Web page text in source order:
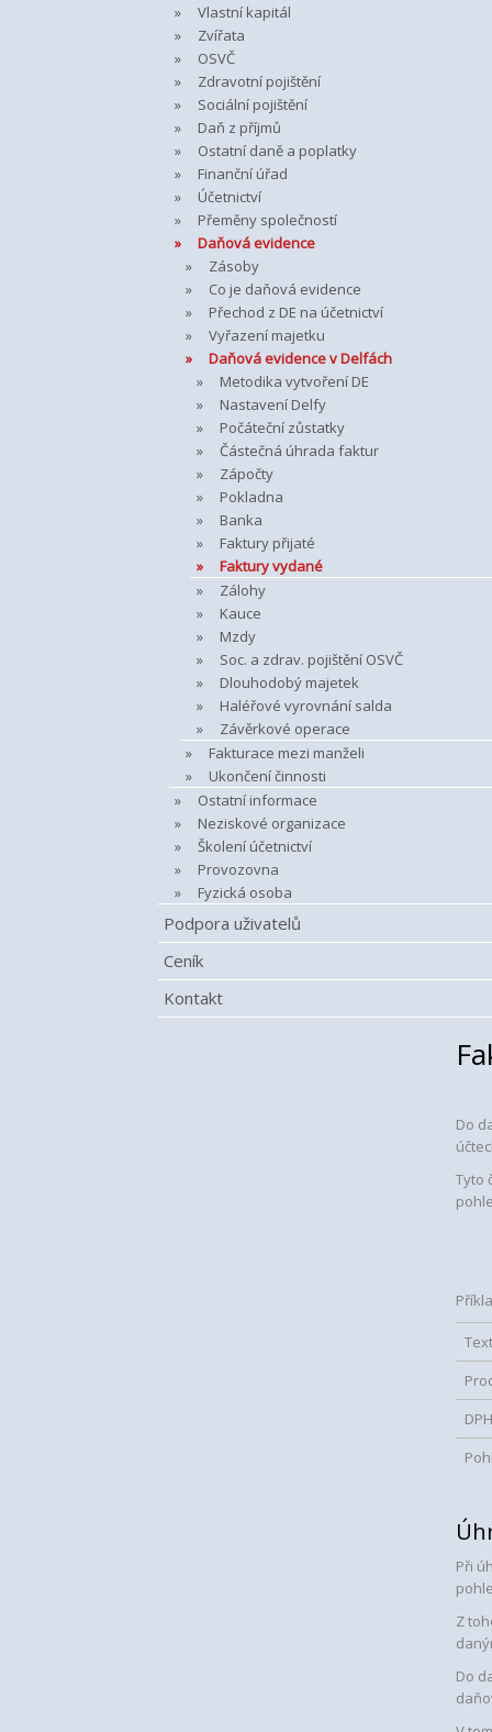
Vlastní kapitál
Zvířata
OSVČ
Zdravotní pojištění
Sociální pojištění
Daň z příjmů
Ostatní daně a poplatky
Finanční úřad
Účetnictví
Přeměny společností
Daňová evidence
Zásoby
Co je daňová evidence
Přechod z DE na účetnictví
Vyřazení majetku
Daňová evidence v Delfách
Metodika vytvoření DE
Nastavení Delfy
Počáteční zůstatky
Částečná úhrada faktur
Zápočty
Pokladna
Banka
Faktury přijaté
Faktury vydané
Zálohy
Kauce
Mzdy
Soc. a zdrav. pojištění OSVČ
Dlouhodobý majetek
Haléřové vyrovnání salda
Závěrkové operace
Fakturace mezi manželi
Ukončení činnosti
Ostatní informace
Neziskové organizace
Školení účetnictví
Provozovna
Fyzická osoba
Podpora uživatelů
Ceník
Kontakt
Do
Tyto
Text
DPH
Při
Z
Do